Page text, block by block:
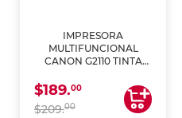
IMPRESORA
MULTIFUNCIONAL
CANON G2110 TINTA
$189.00
$209.00